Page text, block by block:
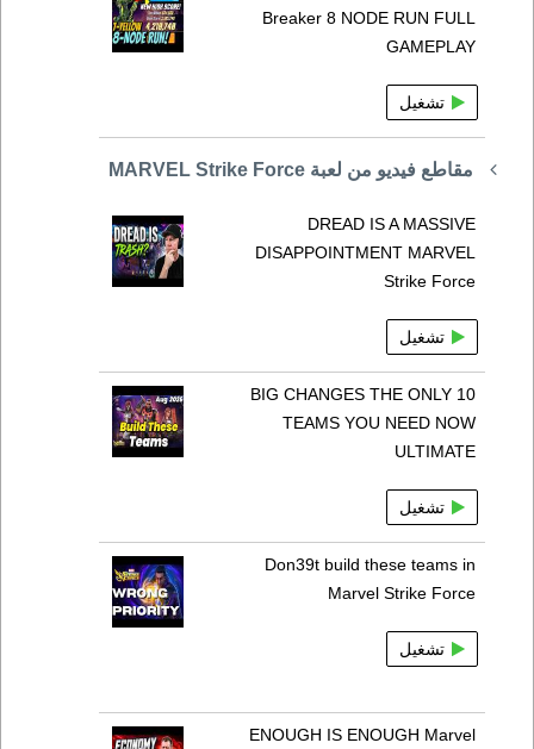
Breaker 8 NODE RUN FULL
GAMEPLAY
تشغيل
مقاطع فيديو من لعبة MARVEL Strike Force
DREAD IS A MASSIVE
DISAPPOINTMENT MARVEL
Strike Force
تشغيل
BIG CHANGES THE ONLY 10
TEAMS YOU NEED NOW
ULTIMATE
تشغيل
Don39t build these teams in
Marvel Strike Force
تشغيل
ENOUGH IS ENOUGH Marvel